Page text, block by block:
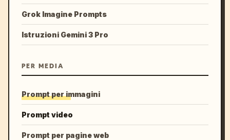
Grok Imagine Prompts
Istruzioni Gemini 3 Pro
PER MEDIA
Prompt per immagini
Prompt video
Prompt per pagine web